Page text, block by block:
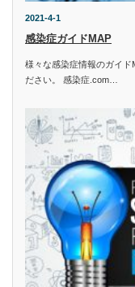
2021-4-1
感染症ガイドMAP
様々な感染症情報のガイド
ださい。 感染症.com…